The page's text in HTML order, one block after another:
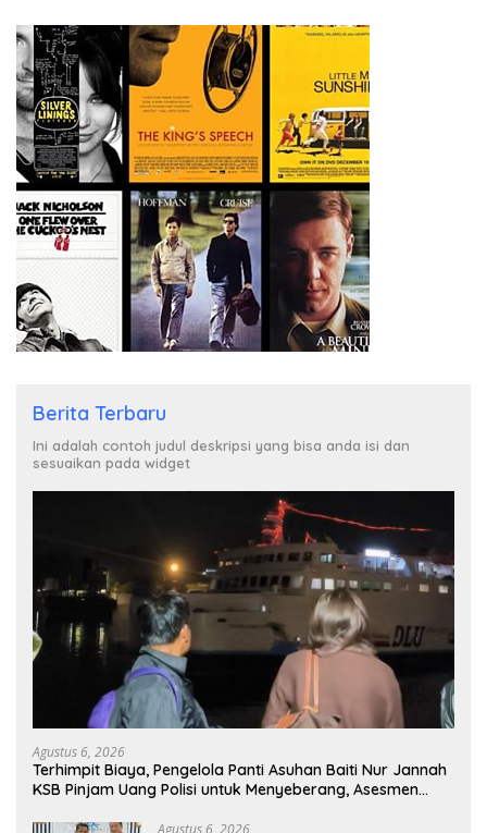
Berita Terbaru
Ini adalah contoh judul deskripsi yang bisa anda isi dan
sesuaikan pada widget
Agustus 6, 2026
Terhimpit Biaya, Pengelola Panti Asuhan Baiti Nur Jannah
KSB Pinjam Uang Polisi untuk Menyeberang, Asesmen
Agustus 6, 2026